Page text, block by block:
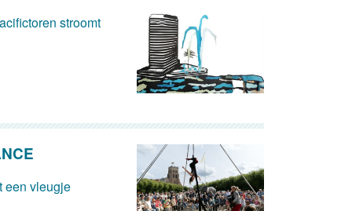
stroomt
een vleugje